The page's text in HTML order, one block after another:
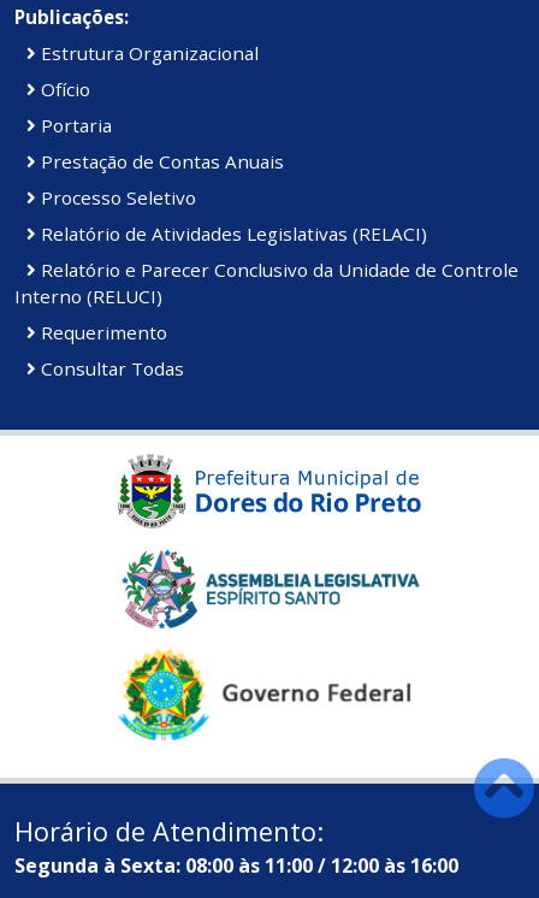
Publicações:
Estrutura Organizacional
Ofício
Portaria
Prestação de Contas Anuais
Processo Seletivo
Relatório de Atividades Legislativas (RELACI)
Relatório e Parecer Conclusivo da Unidade de Controle
Interno (RELUCI)
Requerimento
Consultar Todas
Horário de Atendimento:
Segunda à Sexta: 08:00 às 11:00 / 12:00 às 16:00